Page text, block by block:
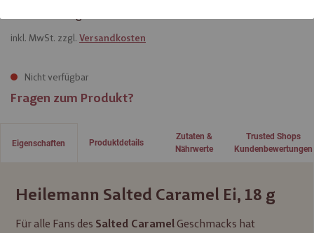
inkl. MwSt. zzgl. Versandkosten
Nicht verfügbar
Fragen zum Produkt?
Eigenschaften
Heilemann Salted Caramel Ei, 18 g
Für alle Fans des Salted CaramelGeschmacks hat
Produktdetails
Zutaten &
Nährwerte
Trusted Shops
Kundenbewertungen